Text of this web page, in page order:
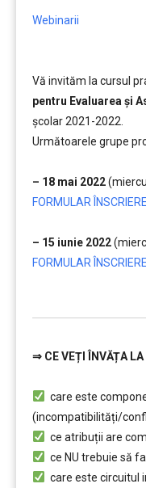
Webinarii
Vă invităm la cursul
pentru Evaluarea și
școlar 2021-2022.
Următoarele grupe
– 18 mai 2022
FORMULAR
– 15 iunie 2022
FORMULAR
⇒ CE VEȚI ÎNVĂȚA LA
care este
(incompatibilități/
ce atribuții are
ce NU trebuie să
care este circuitul